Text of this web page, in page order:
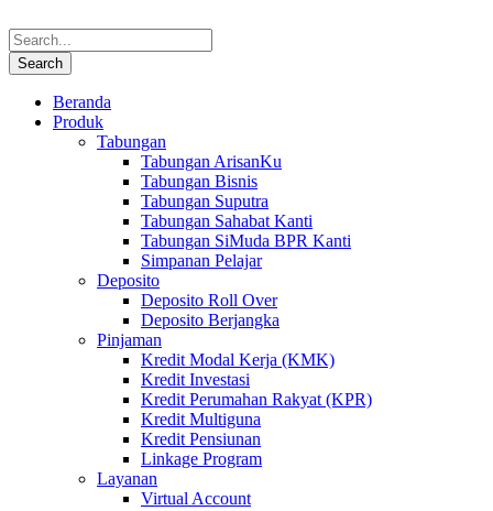
Beranda
Produk
Tabungan
Tabungan ArisanKu
Tabungan Bisnis
Tabungan Suputra
Tabungan Sahabat Kanti
Tabungan SiMuda BPR Kanti
Simpanan Pelajar
Deposito
Deposito Roll Over
Deposito Berjangka
Pinjaman
Kredit Modal Kerja (KMK)
Kredit Investasi
Kredit Perumahan Rakyat (KPR)
Kredit Multiguna
Kredit Pensiunan
Linkage Program
Layanan
Virtual Account